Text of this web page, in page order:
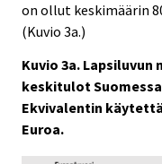
on ollut keskimäärin
(Kuvio 3a.)
Kuvio 3a.
keskitulot Suomessa
Ekvivalentin
Euroa.